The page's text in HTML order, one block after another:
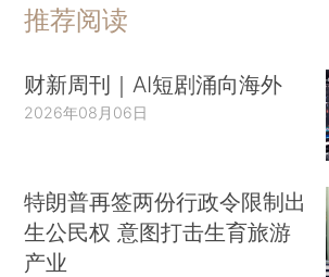
推荐阅读
财新周刊｜AI短剧涌向海外
2026年08月06日
特朗普再签两份行政令限制出
生公民权 意图打击生育旅游
产业